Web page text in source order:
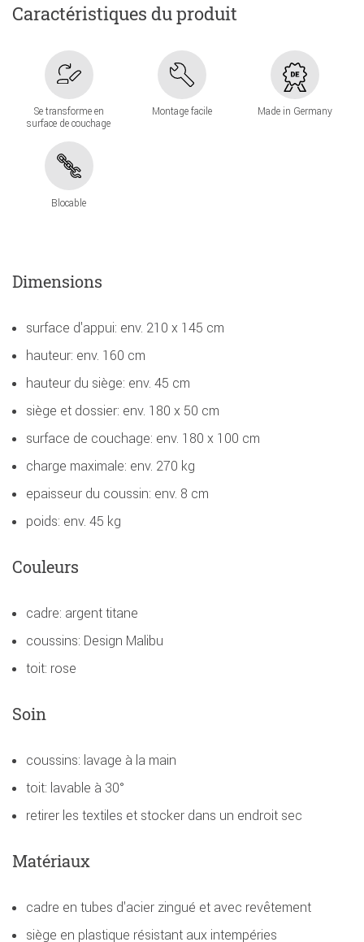
Caractéristiques du produit
Se transforme en
surface de couchage
Montage facile Made in Germany
Blocable
Dimensions
surface d'appui: env. 210 x 145 cm
hauteur: env. 160 cm
hauteur du siège: env. 45 cm
siège et dossier: env. 180 x 50 cm
surface de couchage: env. 180 x 100 cm
charge maximale: env. 270 kg
epaisseur du coussin: env. 8 cm
poids: env. 45 kg
Couleurs
cadre: argent titane
coussins: Design Malibu
toit: rose
Soin
coussins: lavage à la main
toit: lavable à 30°
retirer les textiles et stocker dans un endroit sec
Matériaux
cadre en tubes d'acier zingué et avec revêtement
siège en plastique résistant aux intempéries